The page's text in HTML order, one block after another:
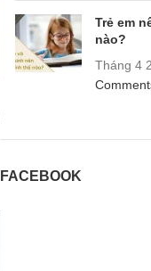
Trẻ em
nào?
Tháng 4
FACEBOOK